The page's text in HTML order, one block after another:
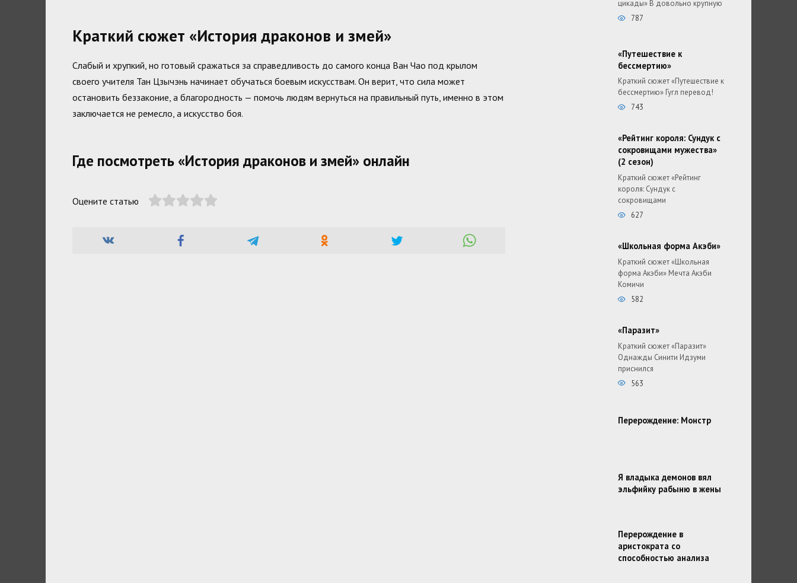
Краткий сюжет «История драконов и змей»
Слабый и хрупкий, но готовый сражаться за справедливость до самого конца Ван Чао под крылом
своего учителя Тан Цзычэнь начинает обучаться боевым искусствам. Он верит, что сила может
остановить беззаконие, а благородность — помочь людям вернуться на правильный путь, именно в этом
заключается не ремесло, а искусство боя.
Где посмотреть «История драконов и змей» онлайн
Оцените статью
цикады» В довольно крупную
787
«Путешествие к
бессмертию»
Краткий сюжет «Путешествие к
бессмертию» Гугл перевод!
743
«Рейтинг короля: Сундук с
сокровищами мужества»
(2 сезон)
Краткий сюжет «Рейтинг
короля: Сундук с
сокровищами
627
«Школьная форма Акэби»
Краткий сюжет «Школьная
форма Акэби» Мечта Акэби
Комичи
582
«Паразит»
Краткий сюжет «Паразит»
Однажды Синити Идзуми
приснился
563
Перерождение: Монстр
Я владыка демонов вял
эльфийку рабыню в жены
Перерождение в
аристократа со
способностью анализа